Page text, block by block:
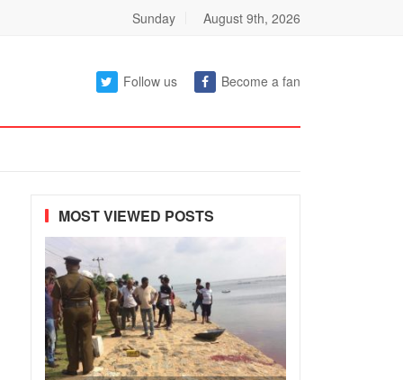
Sunday August 9th, 2026
Follow us Become a fan
MOST VIEWED POSTS